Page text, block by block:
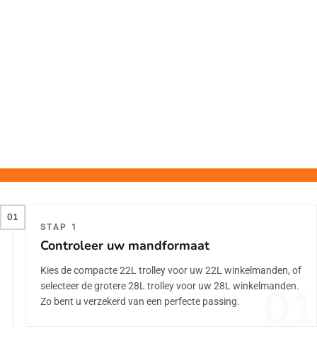
01
01
STAP 1
Controleer uw mandformaat
Kies de compacte 22L trolley voor uw 22L winkelmanden, of
selecteer de grotere 28L trolley voor uw 28L winkelmanden.
Zo bent u verzekerd van een perfecte passing.